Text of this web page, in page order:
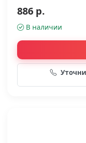
886 р.
В наличии